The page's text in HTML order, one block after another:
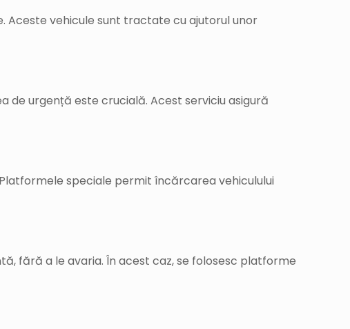
Aceste vehicule sunt tractate cu ajutorul unor
de urgență este crucială. Acest serviciu asigură
speciale permit încărcarea vehiculului
fără a le avaria. În acest caz, se folosesc platforme